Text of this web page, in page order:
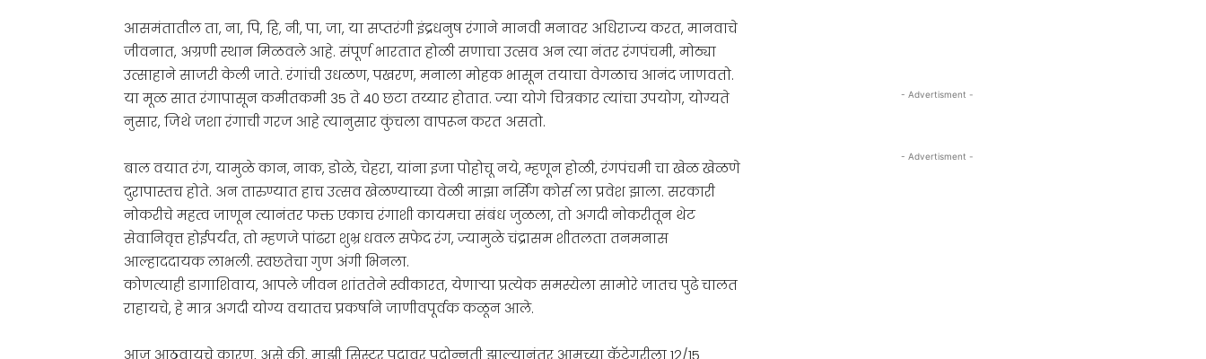
आसमंतातील ता, ना, पि, हि, नी, पा, जा, या सप्तरंगी इंद्रधनुष रंगाने मानवी मनावर अधिराज्य करत, मानवाचे
जीवनात, अग्रणी स्थान मिळवले आहे. संपूर्ण भारतात होळी सणाचा उत्सव अन त्या नंतर रंगपंचमी, मोठ्या
उत्साहाने साजरी केली जाते. रंगांची उधळण, पखरण, मनाला मोहक भासून तयाचा वेगळाच आनंद जाणवतो.
या मूळ सात रंगापासून कमीतकमी 35 ते 40 छटा तय्यार होतात. ज्या योगे चित्रकार त्यांचा उपयोग, योग्यते
नुसार, जिथे जशा रंगाची गरज आहे त्यानुसार कुंचला वापरून करत असतो.
बाल वयात रंग, यामुळे कान, नाक, डोळे, चेहरा, यांना इजा पोहोचू नये, म्हणून होळी, रंगपंचमी चा खेळ खेळणे
दुरापास्तच होते. अन तारुण्यात हाच उत्सव खेळण्याच्या वेळी माझा नर्सिंग कोर्स ला प्रवेश झाला. सरकारी
नोकरीचे महत्व जाणून त्यानंतर फक्त एकाच रंगाशी कायमचा संबंध जुळला, तो अगदी नोकरीतून थेट
सेवानिवृत्त होईपर्यंत, तो म्हणजे पांढरा शुभ्र धवल सफेद रंग, ज्यामुळे चंद्रासम शीतलता तनमनास
आल्हाददायक लाभली. स्वछतेचा गुण अंगी भिनला.
कोणत्याही डागाशिवाय, आपले जीवन शांततेने स्वीकारत, येणाऱ्या प्रत्येक समस्येला सामोरे जातच पुढे चालत
राहायचे, हे मात्र अगदी योग्य वयातच प्रकर्षाने जाणीवपूर्वक कळून आले.
आज आठवायचे कारण, असे की, माझी सिस्टर पदावर पदोन्नती झाल्यानंतर आमच्या कॅटेगरीला 12/15
- Advertisment -
- Advertisment -